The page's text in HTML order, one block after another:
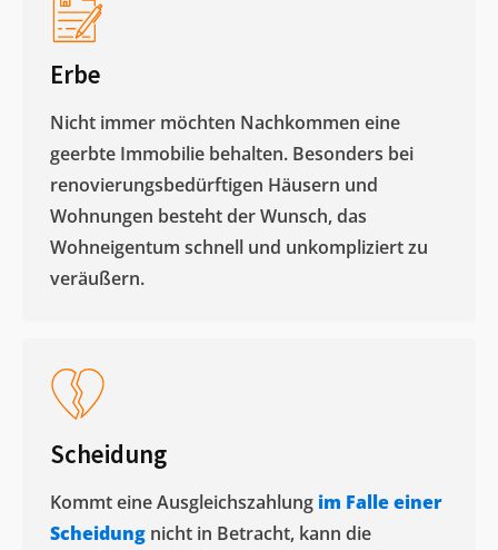
Erbe
Nicht immer möchten Nachkommen eine
geerbte Immobilie behalten. Besonders bei
renovierungsbedürftigen Häusern und
Wohnungen besteht der Wunsch, das
Wohneigentum schnell und unkompliziert zu
veräußern. ​
Scheidung
Kommt eine Ausgleichszahlung im Falle einer
Scheidung nicht in Betracht, kann die